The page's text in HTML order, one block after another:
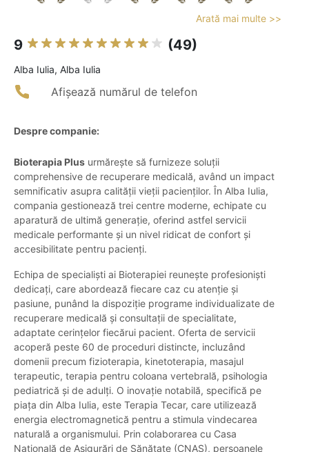
Arată mai multe >>
9 (49)
Alba Iulia, Alba Iulia
Afișează numărul de telefon
Despre companie:
Bioterapia Plus urmărește să furnizeze soluții
comprehensive de recuperare medicală, având un impact
semnificativ asupra calității vieții pacienților. În Alba Iulia,
compania gestionează trei centre moderne, echipate cu
aparatură de ultimă generație, oferind astfel servicii
medicale performante și un nivel ridicat de confort și
accesibilitate pentru pacienți.
Echipa de specialiști ai Bioterapiei reunește profesioniști
dedicați, care abordează fiecare caz cu atenție și
pasiune, punând la dispoziție programe individualizate de
recuperare medicală și consultații de specialitate,
adaptate cerințelor fiecărui pacient. Oferta de servicii
acoperă peste 60 de proceduri distincte, incluzând
domenii precum fizioterapia, kinetoterapia, masajul
terapeutic, terapia pentru coloana vertebrală, psihologia
pediatrică și de adulți. O inovație notabilă, specifică pe
piața din Alba Iulia, este Terapia Tecar, care utilizează
energia electromagnetică pentru a stimula vindecarea
naturală a organismului. Prin colaborarea cu Casa
Națională de Asigurări de Sănătate (CNAS), persoanele